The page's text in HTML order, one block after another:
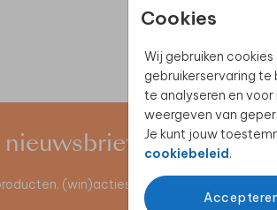
Cookies
Wij gebruiken
gebruikerservaring te
te analyseren en
weergeven van
Je kunt jouw
cookiebeleid.
(win)acties en unieke